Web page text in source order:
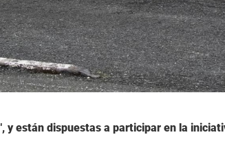
están dispuestas a participar en la